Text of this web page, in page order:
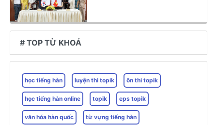
# TOP TỪ KHOÁ
học tiếng hàn luyện thi topik ôn thi topik
học tiếng hàn online topik eps topik
văn hóa hàn quốc từ vựng tiếng hàn